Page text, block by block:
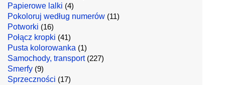
Papierowe lalki (4)
Pokoloruj według numerów (11)
Potworki (16)
Połącz kropki (41)
Pusta kolorowanka (1)
Samochody, transport(227)
Smerfy (9)
Sprzeczności (17)